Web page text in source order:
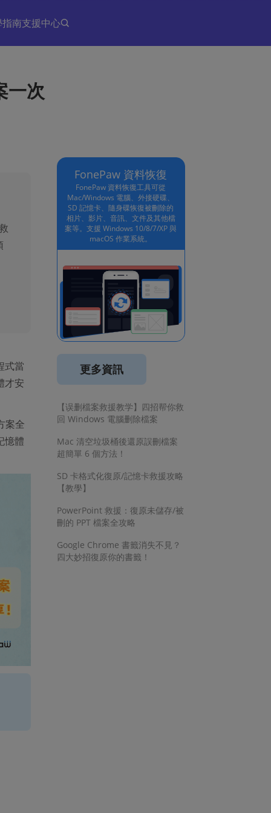
南支援中心
一次
式當
才安
案全
憶體
FonePaw 資料恢復
FonePaw 資料恢復工具可從
Mac/Windows 電腦、外接硬碟、
SD 記憶卡、隨身碟恢復被刪除的
相片、影片、音訊、文件及其他檔
案等。支援 Windows 10/8/7/XP 與
macOS 作業系統。
更多資訊
【误删檔案救援教学】四招帮你救
回 Windows 電腦删除檔案
Mac 清空垃圾桶後還原誤刪檔案
超簡單 6 個方法！
SD 卡格式化復原/記憶卡救援攻略
【教學】
PowerPoint 救援：復原未儲存/被
刪的 PPT 檔案全攻略
Google Chrome 書籤消失不見？
四大妙招復原你的書籤！